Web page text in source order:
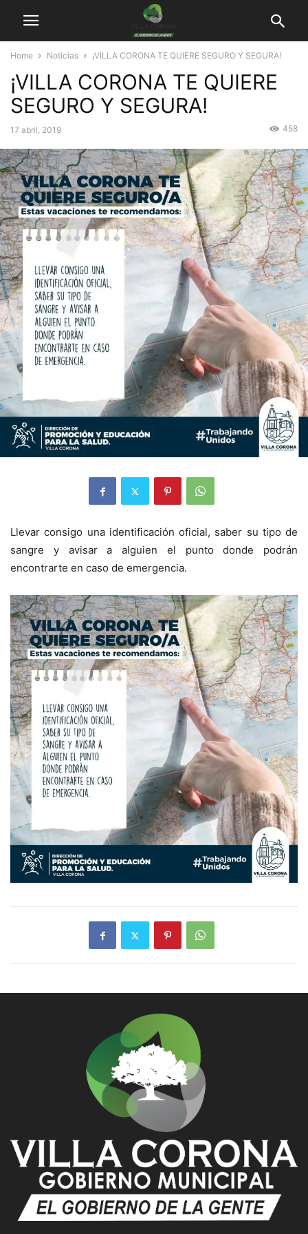
Home Noticias ¡VILLA CORONA TE QUIERE SEGURO Y SEGURA!
¡VILLA CORONA TE QUIERE
SEGURO Y SEGURA!
17 abril, 2019 458
Llevar consigo una identificación oficial, saber su tipo de
sangre y avisar a alguien el punto donde podrán
encontrarte en caso de emergencia.